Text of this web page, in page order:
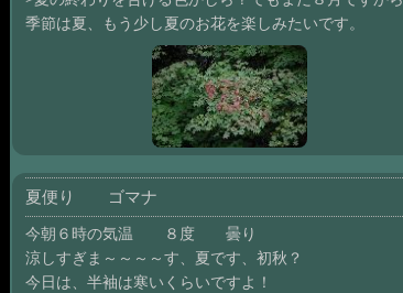
季節は夏、もう少し夏のお花を楽しみたいです。
夏便り ゴマナ
今朝６時の気温 ８度 曇り
涼しすぎま～～～～す、夏です、初秋？
今日は、半袖は寒いくらいですよ！